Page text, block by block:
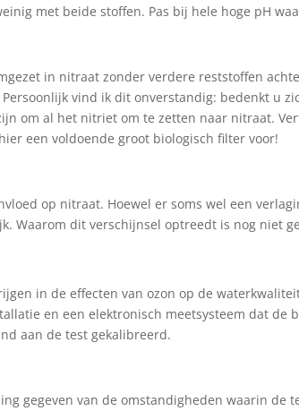
met beide stoffen. Pas bij hele hoge pH
in nitraat zonder verdere reststoffen
vind ik dit onverstandig: bedenkt u
om al het nitriet om te zetten naar nitraat.
een voldoende groot biologisch filter voor!
op nitraat. Hoewel er soms wel een
Waarom dit verschijnsel optreedt is nog niet
in de effecten van ozon op de
en een elektronisch meetsysteem dat
aan de test gekalibreerd.
gegeven van de omstandigheden waarin